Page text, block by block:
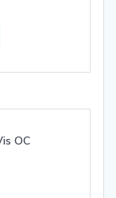
Ta
ima
več
Možnosti
izberete
OC